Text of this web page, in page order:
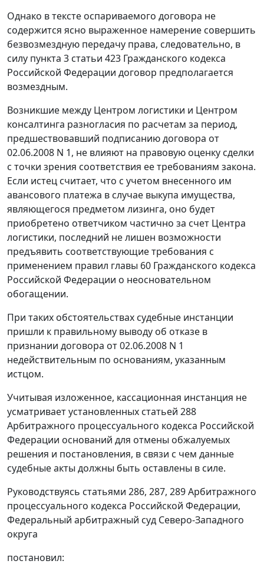
Однако в тексте оспариваемого договора не
содержится ясно выраженное намерение совершить
безвозмездную передачу права, следовательно, в
силу пункта 3 статьи 423 Гражданского кодекса
Российской Федерации договор предполагается
возмездным.
Возникшие между Центром логистики и Центром
консалтинга разногласия по расчетам за период,
предшествовавший подписанию договора от
02.06.2008 N 1, не влияют на правовую оценку сделки
с точки зрения соответствия ее требованиям закона.
Если истец считает, что с учетом внесенного им
авансового платежа в случае выкупа имущества,
являющегося предметом лизинга, оно будет
приобретено ответчиком частично за счет Центра
логистики, последний не лишен возможности
предъявить соответствующие требования с
применением правил главы 60 Гражданского кодекса
Российской Федерации о неосновательном
обогащении.
При таких обстоятельствах судебные инстанции
пришли к правильному выводу об отказе в
признании договора от 02.06.2008 N 1
недействительным по основаниям, указанным
истцом.
Учитывая изложенное, кассационная инстанция не
усматривает установленных статьей 288
Арбитражного процессуального кодекса Российской
Федерации оснований для отмены обжалуемых
решения и постановления, в связи с чем данные
судебные акты должны быть оставлены в силе.
Руководствуясь статьями 286, 287, 289Арбитражного
процессуального кодекса Российской Федерации,
Федеральный арбитражный суд Северо-Западного
округа
постановил: